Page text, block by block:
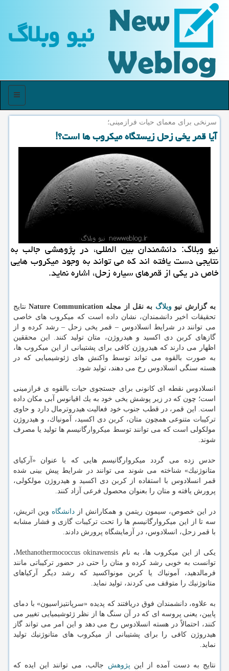
نیو وبلاگ
منو
سرنخی برای معمای حیات فرازمینی؛
آیا قمر یخی زحل زیستگاه میكروب ها است؟!
نیو وبلاگ: دانشمندان بین المللی، در پژوهشی جالب به
نتایجی دست یافته اند كه می تواند به وجود میكروب هایی
خاص در یكی از قمرهای سیاره زحل، اشاره نماید.
به گزارش نیووبلاگ به نقل از مجله Nature Communication
نتایج
تحقیقات اخیر دانشمندان، نشان داده است كه میكروب های خاصی
می توانند در شرایط انسلادوس – قمر یخی زحل – رشد كرده و از
گازهای كربن دی اكسید و هیدروژن، متان تولید كنند. این محققین
اظهار می دارند كه هیدروژن كافی برای پشتیبانی از این میكروب ها،
به صورت بالقوه می تواند توسط واكنش های ژئوشیمیایی كه در
هسته سنگی انسلادوس رخ می دهند، تولید شود.
انسلادوس نقطه ای كانونی برای جستجوی حیات بالقوه ی فرازمینی
است؛ چون كه در زیر پوشش یخی خود به یك اقیانوس آبی مكان داده
است. این قمر، در قطب جنوب خود فعالیت هیدروترمال دارد و حاوی
تركیبات متنوعی همچون متان، كربن دی اكسید، آمونیاك، و هیدروژن
مولكولی است كه می توانند توسط میكروارگانیسم ها تولید یا مصرف
شوند.
حدس زده می گردد میكروارگانیسم هایی كه با عنوان «آركیای
متانوژنیك» شناخته می شوند می توانند در شرایط پیش بینی شده
قمر انسلادوس با استفاده از كربن دی اكسید و هیدروژن مولكولی،
پرورش یافته و متان را بعنوان محصول فرعی آزاد كنند.
در این خصوص، سیمون ریتمن و همكارانش از دانشگاه وین اتریش،
سه تا از این میكروارگانیسم ها را تحت تركیبات گازی و فشار مشابه
با قمر زحل، انسلادوس، در آزمایشگاه پرورش دادند.
یكی از این میكروب ها، به نام Methanothermococcus okinawensis،
توانست به خوبی رشد كرده و متان را حتی در حضور تركیباتی مانند
فرمالدهید، آمونیاك یا كربن مونواكسید كه رشد دیگر آركیاهای
متانوژنیك را متوقف می كردند، تولید نماید.
به علاوه، دانشمندان فوق دریافتند كه پدیده «سرپانتیزاسیون» با دمای
پایین، یعنی پروسه ای كه در آن سنگ ها از نظر ژئوشیمیایی تغییر می
كنند، احتمالاً در هسته انسلادوس رخ می دهد و این امر می تواند گاز
هیدروژن كافی را برای پشتیبانی از میكروب های متانوژنیك تولید
نماید.
نتایج به دست آمده از این پژوهش جالب، می توانند این ایده كه